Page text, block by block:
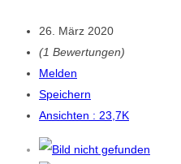
26. März 2020
(1 Bewertungen)
Melden
Speichern
Ansichten : 23,7K